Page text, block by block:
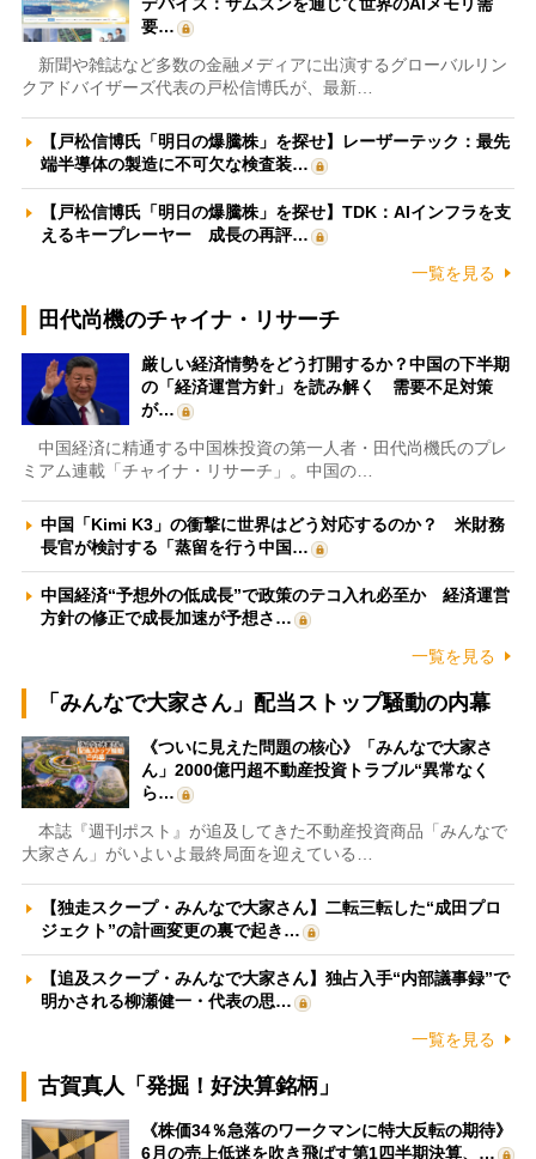
デバイス：サムスンを通じて世界のAIメモリ需
要…
新聞や雑誌など多数の金融メディアに出演するグローバルリン
クアドバイザーズ代表の戸松信博氏が、最新…
【戸松信博氏「明日の爆騰株」を探せ】レーザーテック：最先
端半導体の製造に不可欠な検査装…
【戸松信博氏「明日の爆騰株」を探せ】TDK：AIインフラを支
えるキープレーヤー 成長の再評…
一覧を見る
田代尚機のチャイナ・リサーチ
厳しい経済情勢をどう打開するか？中国の下半期
の「経済運営方針」を読み解く 需要不足対策
が…
中国経済に精通する中国株投資の第一人者・田代尚機氏のプレ
ミアム連載「チャイナ・リサーチ」。中国の…
中国「Kimi K3」の衝撃に世界はどう対応するのか？ 米財務
長官が検討する「蒸留を行う中国…
中国経済“予想外の低成長”で政策のテコ入れ必至か 経済運営
方針の修正で成長加速が予想さ…
一覧を見る
「みんなで大家さん」配当ストップ騒動の内幕
《ついに見えた問題の核心》「みんなで大家さ
ん」2000億円超不動産投資トラブル“異常なく
ら…
本誌『週刊ポスト』が追及してきた不動産投資商品「みんなで
大家さん」がいよいよ最終局面を迎えている…
【独走スクープ・みんなで大家さん】二転三転した“成田プロ
ジェクト”の計画変更の裏で起き…
【追及スクープ・みんなで大家さん】独占入手“内部議事録”で
明かされる柳瀬健一・代表の思…
一覧を見る
古賀真人「発掘！好決算銘柄」
《株価34％急落のワークマンに特大反転の期待》
6月の売上低迷を吹き飛ばす第1四半期決算、…